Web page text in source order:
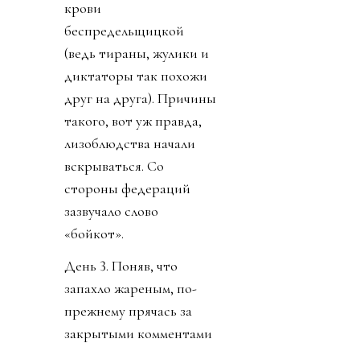
крови
беспредельщицкой
(ведь тираны, жулики и
диктаторы так похожи
друг на друга). Причины
такого, вот уж правда,
лизоблюдства начали
вскрываться. Со
стороны федераций
зазвучало слово
«бойкот».
День 3. Поняв, что
запахло жареным, по-
прежнему прячась за
закрытыми комментами